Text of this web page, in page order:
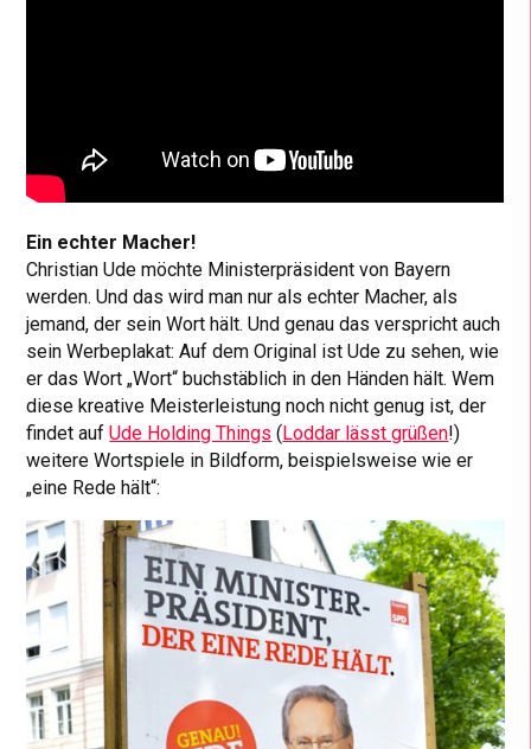
Ein echter Macher!
Christian Ude möchte Ministerpräsident von Bayern
werden. Und das wird man nur als echter Macher, als
jemand, der sein Wort hält. Und genau das verspricht auch
sein Werbeplakat: Auf dem Original ist Ude zu sehen, wie
er das Wort „Wort“ buchstäblich in den Händen hält. Wem
diese kreative Meisterleistung noch nicht genug ist, der
findet aufUde Holding Things ( Loddar lässt grüßen!)
weitere Wortspiele in Bildform, beispielsweise wie er
„eine Rede hält“: